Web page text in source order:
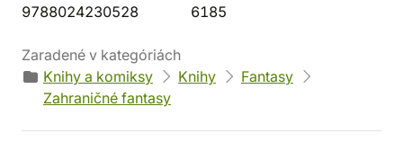
9788024230528
6185
Zaradené v kategóriách
Knihy a komiksy
Knihy
Fantasy
Zahraničné fantasy